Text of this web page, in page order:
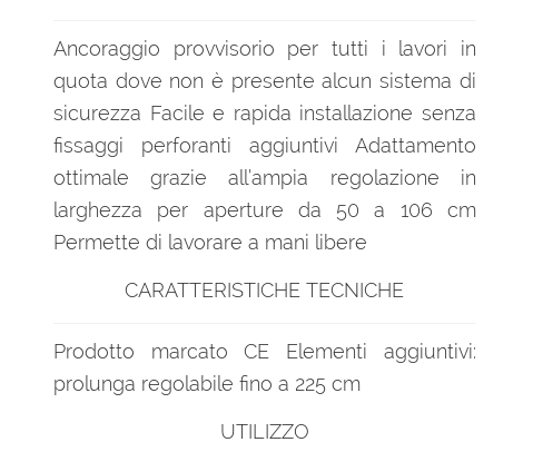
Ancoraggio provvisorio per tutti i lavori in
quota dove non è presente alcun sistema di
sicurezza Facile e rapida installazione senza
fissaggi perforanti aggiuntivi Adattamento
ottimale grazie all’ampia regolazione in
larghezza per aperture da 50 a 106 cm
Permette di lavorare a mani libere
CARATTERISTICHE TECNICHE
Prodotto marcato CE Elementi aggiuntivi:
prolunga regolabile fino a 225 cm
UTILIZZO